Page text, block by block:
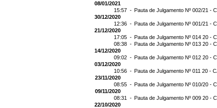
08/01/2021
15:57 - Pauta de Julgamento Nº 002/21 -
30/12/2020
12:36 - Pauta de Julgamento Nº 001/21 -
21/12/2020
17:05 - Pauta de Julgamento Nº 014 20 -
08:38 - Pauta de Julgamento Nº 013 20 -
14/12/2020
09:02 - Pauta de Julgamento Nº 012 20 -
03/12/2020
10:56 - Pauta de Julgamento Nº 011 20 -
23/11/2020
08:55 - Pauta de Julgamento Nº 010/20 -
09/11/2020
08:31 - Pauta de Julgamento Nº 009 20 -
22/10/2020